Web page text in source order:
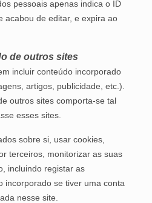
pessoais apenas indica o ID
acabou de editar, e expira ao
de outros sites
incluir conteúdo incorporado
artigos, publicidade, etc.).
outros sites comporta-se tal
esses sites.
sobre si, usar cookies,
terceiros, monitorizar as suas
incluindo registar as
incorporado se tiver uma conta
nesse site.